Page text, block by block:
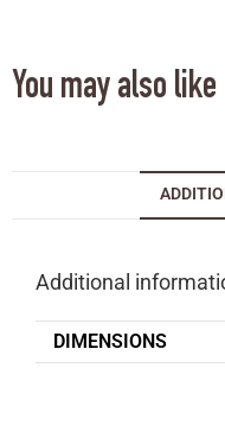
You may also like
Additional
DIMENSIONS